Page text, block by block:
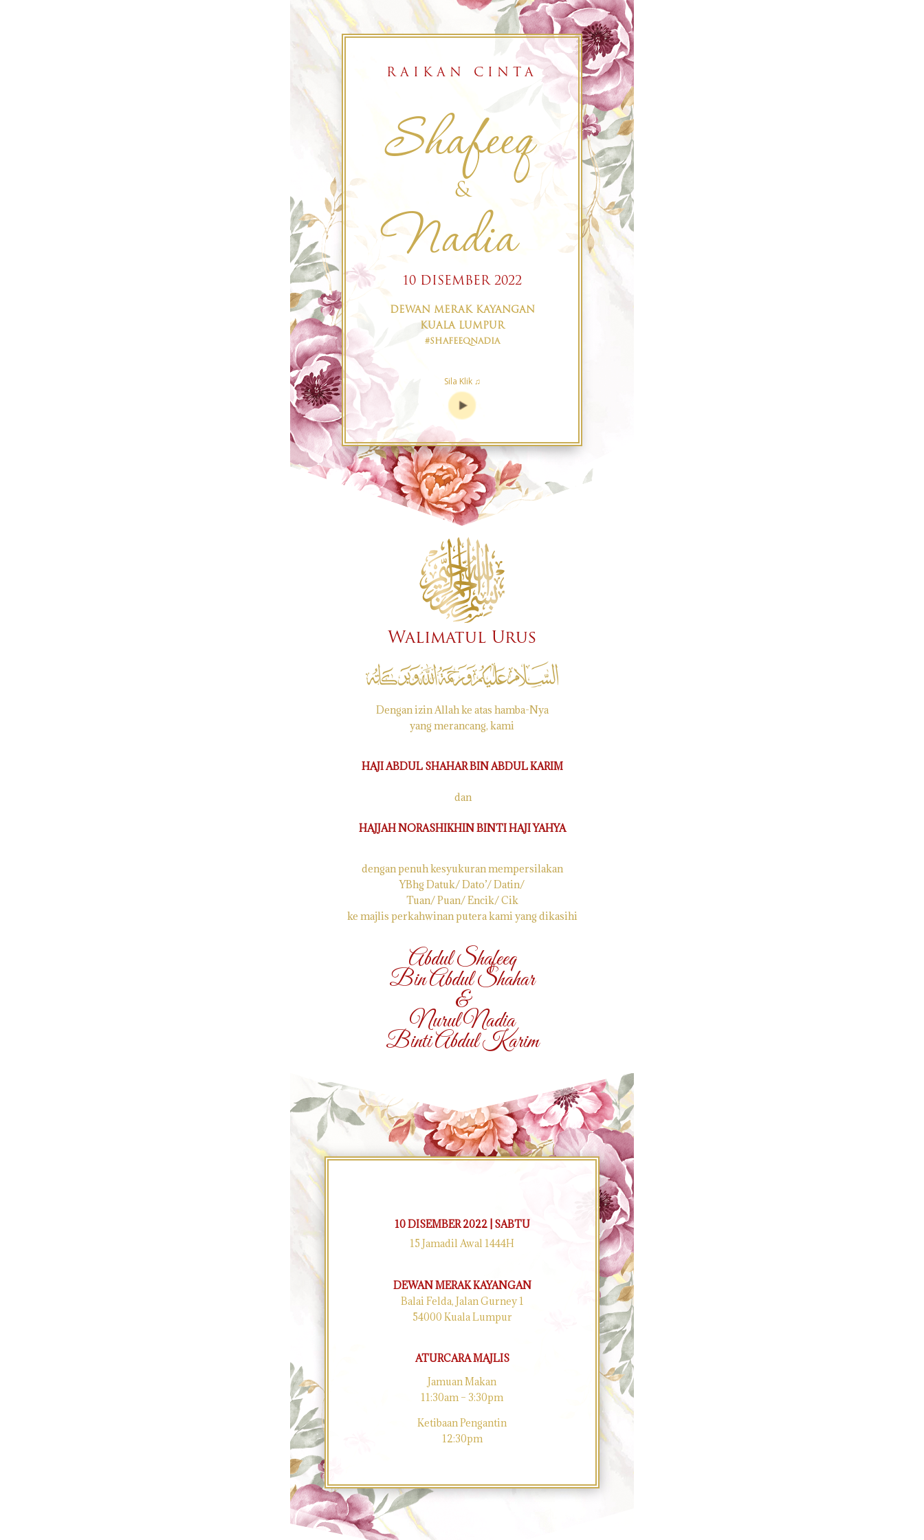
RAIKAN CINTA
Shafeeq
&
Nadia
10 DISEMBER 2022
DEWAN MERAK KAYANGAN
KUALA LUMPUR
#SHAFEEQNADIA
Sila Klik ♫
Walimatul Urus
Dengan izin Allah ke atas hamba-Nya
yang merancang, kami
HAJI ABDUL SHAHAR BIN ABDUL KARIM
dan
HAJJAH NORASHIKHIN BINTI HAJI YAHYA
dengan penuh kesyukuran mempersilakan
YBhg Datuk/ Dato’/ Datin/
Tuan/ Puan/ Encik/ Cik
ke majlis perkahwinan putera kami yang dikasihi
Abdul Shafeeq
Bin Abdul Shahar
&
Nurul Nadia
Binti Abdul Karim
10 DISEMBER 2022 | SABTU
15 Jamadil Awal 1444H
DEWAN MERAK KAYANGAN
Balai Felda, Jalan Gurney 1
54000 Kuala Lumpur
ATURCARA MAJLIS
Jamuan Makan
11:30am – 3:30pm
Ketibaan Pengantin
12:30pm